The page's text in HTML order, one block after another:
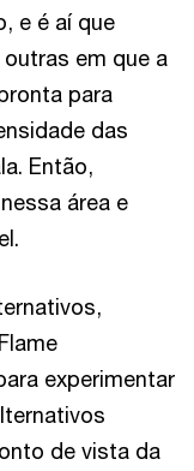
e é aí que
em que a
para
das
Então,
área e
experimentar
de vista da